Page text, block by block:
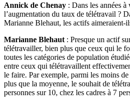
Annick de Chenay : Dans les années
l’augmentation du taux de télétravail ?
Marianne Blehaut, les actifs aimeraient-
Marianne Blehaut : Presque un actif
télétravailler, bien plus que ceux qui le
toutes les catégories de population
entre ceux qui télétravaillent
le faire. Par exemple, parmi les moins
plus que la moyenne, le souhait de
personnes sur 10, chez les cadres à 7